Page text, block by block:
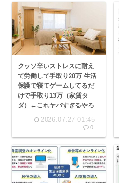
クッソ辛いストレスに耐え
て労働して手取り20万 生活
保護で寝てゲームしてるだ
けで手取り13万（家賃タ
ダ）←これヤバすぎるやろ
2026.07.27 01:45
0